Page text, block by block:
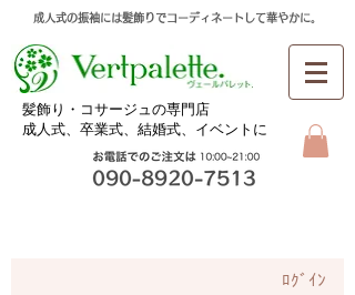
成人式の振袖には髪飾りでコーディネートして華やかに。
​髪飾り・コサージュの専門店
成人式、卒業式、 結婚式、イベントに
ﾛｸﾞｲﾝ